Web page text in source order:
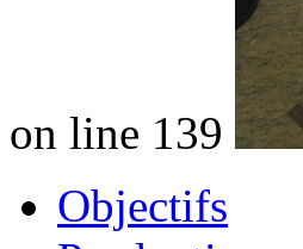
on line 139
Objectifs